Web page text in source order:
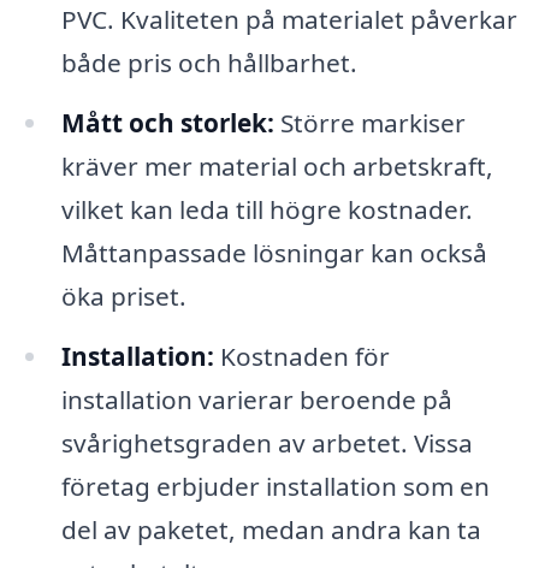
PVC. Kvaliteten på materialet påverkar
både pris och hållbarhet.
Mått och storlek: Större markiser
kräver mer material och arbetskraft,
vilket kan leda till högre kostnader.
Måttanpassade lösningar kan också
öka priset.
Installation: Kostnaden för
installation varierar beroende på
svårighetsgraden av arbetet. Vissa
företag erbjuder installation som en
del av paketet, medan andra kan ta